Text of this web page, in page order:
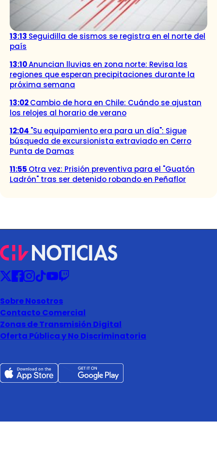
13:13 Seguidilla de sismos se registra en el norte del
país
13:10Anuncian lluvias en zona norte: Revisa las
regiones que esperan precipitaciones durante la
próxima semana
13:02Cambio de hora en Chile: Cuándo se ajustan
los relojes al horario de verano
12:04 "Su equipamiento era para un día": Sigue
búsqueda de excursionista extraviado en Cerro
Punta de Damas
11:55 Otra vez: Prisión preventiva para el "Guatón
Ladrón" tras ser detenido robando en Peñaflor
Sobre Nosotros
Contacto Comercial
Zonas de Transmisión Digital
Oferta Pública y No Discriminatoria